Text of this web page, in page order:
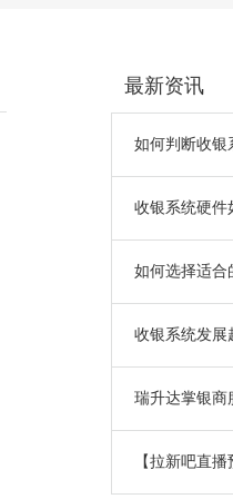
最新资讯
如何判断收银
收银系统硬件
如何选择适合
收银系统发展
瑞升达掌银商
【拉新吧直播